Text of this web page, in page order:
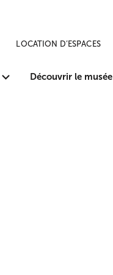
Découvrir le musée
LOCATION D’ESPACES